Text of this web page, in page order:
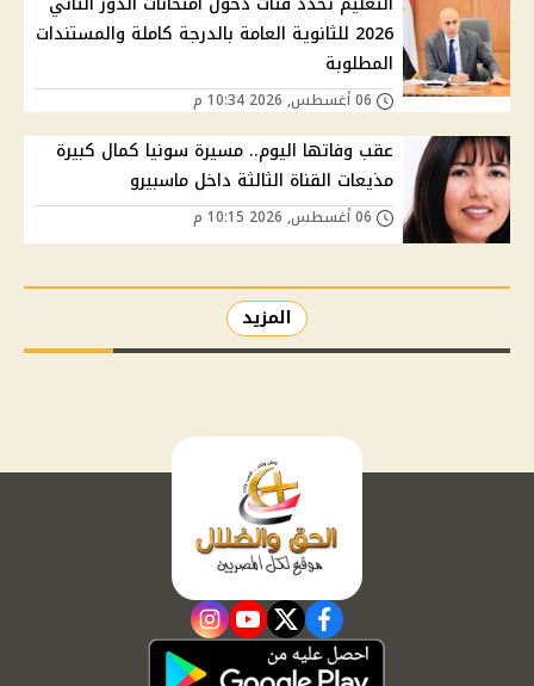
2026 للثانوية العامة بالدرجة كاملة والمستندات
المطلوبة
عقب وفاتها اليوم.. مسيرة سونيا كمال كبيرة
مذيعات القناة الثالثة داخل ماسبيرو
المزيد
facebook
twitter
youtube
instagram